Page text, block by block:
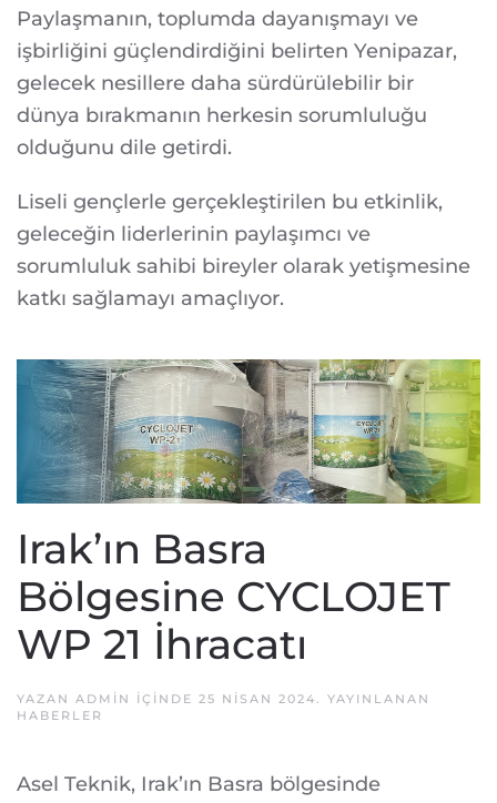
Paylaşmanın, toplumda dayanışmayı ve
işbirliğini güçlendirdiğini belirten Yenipazar,
gelecek nesillere daha sürdürülebilir bir
dünya bırakmanın herkesin sorumluluğu
olduğunu dile getirdi.
Liseli gençlerle gerçekleştirilen bu etkinlik,
geleceğin liderlerinin paylaşımcı ve
sorumluluk sahibi bireyler olarak yetişmesine
katkı sağlamayı amaçlıyor.
Irak’ın Basra
Bölgesine CYCLOJET
WP 21 İhracatı
YAZAN ADMIN IÇINDE 25 NISAN 2024. YAYINLANAN
HABERLER
Asel Teknik, Irak’ın Basra bölgesinde